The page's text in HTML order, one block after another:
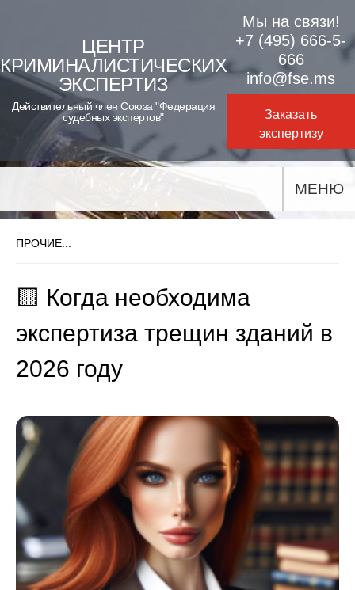
content
ЦЕНТР
КРИМИНАЛИСТИЧЕСКИХ
ЭКСПЕРТИЗ
Действительный член Союза "Федерация
судебных экспертов"
Мы на связи!
+7 (495) 666-5-
666
info@fse.ms
Заказать
экспертизу
МЕНЮ
ПРОЧИЕ...
🟨 Когда необходима
экспертиза трещин зданий в
2026 году